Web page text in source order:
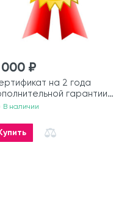
₽
на 2 года
гарантии
лодку
В наличии